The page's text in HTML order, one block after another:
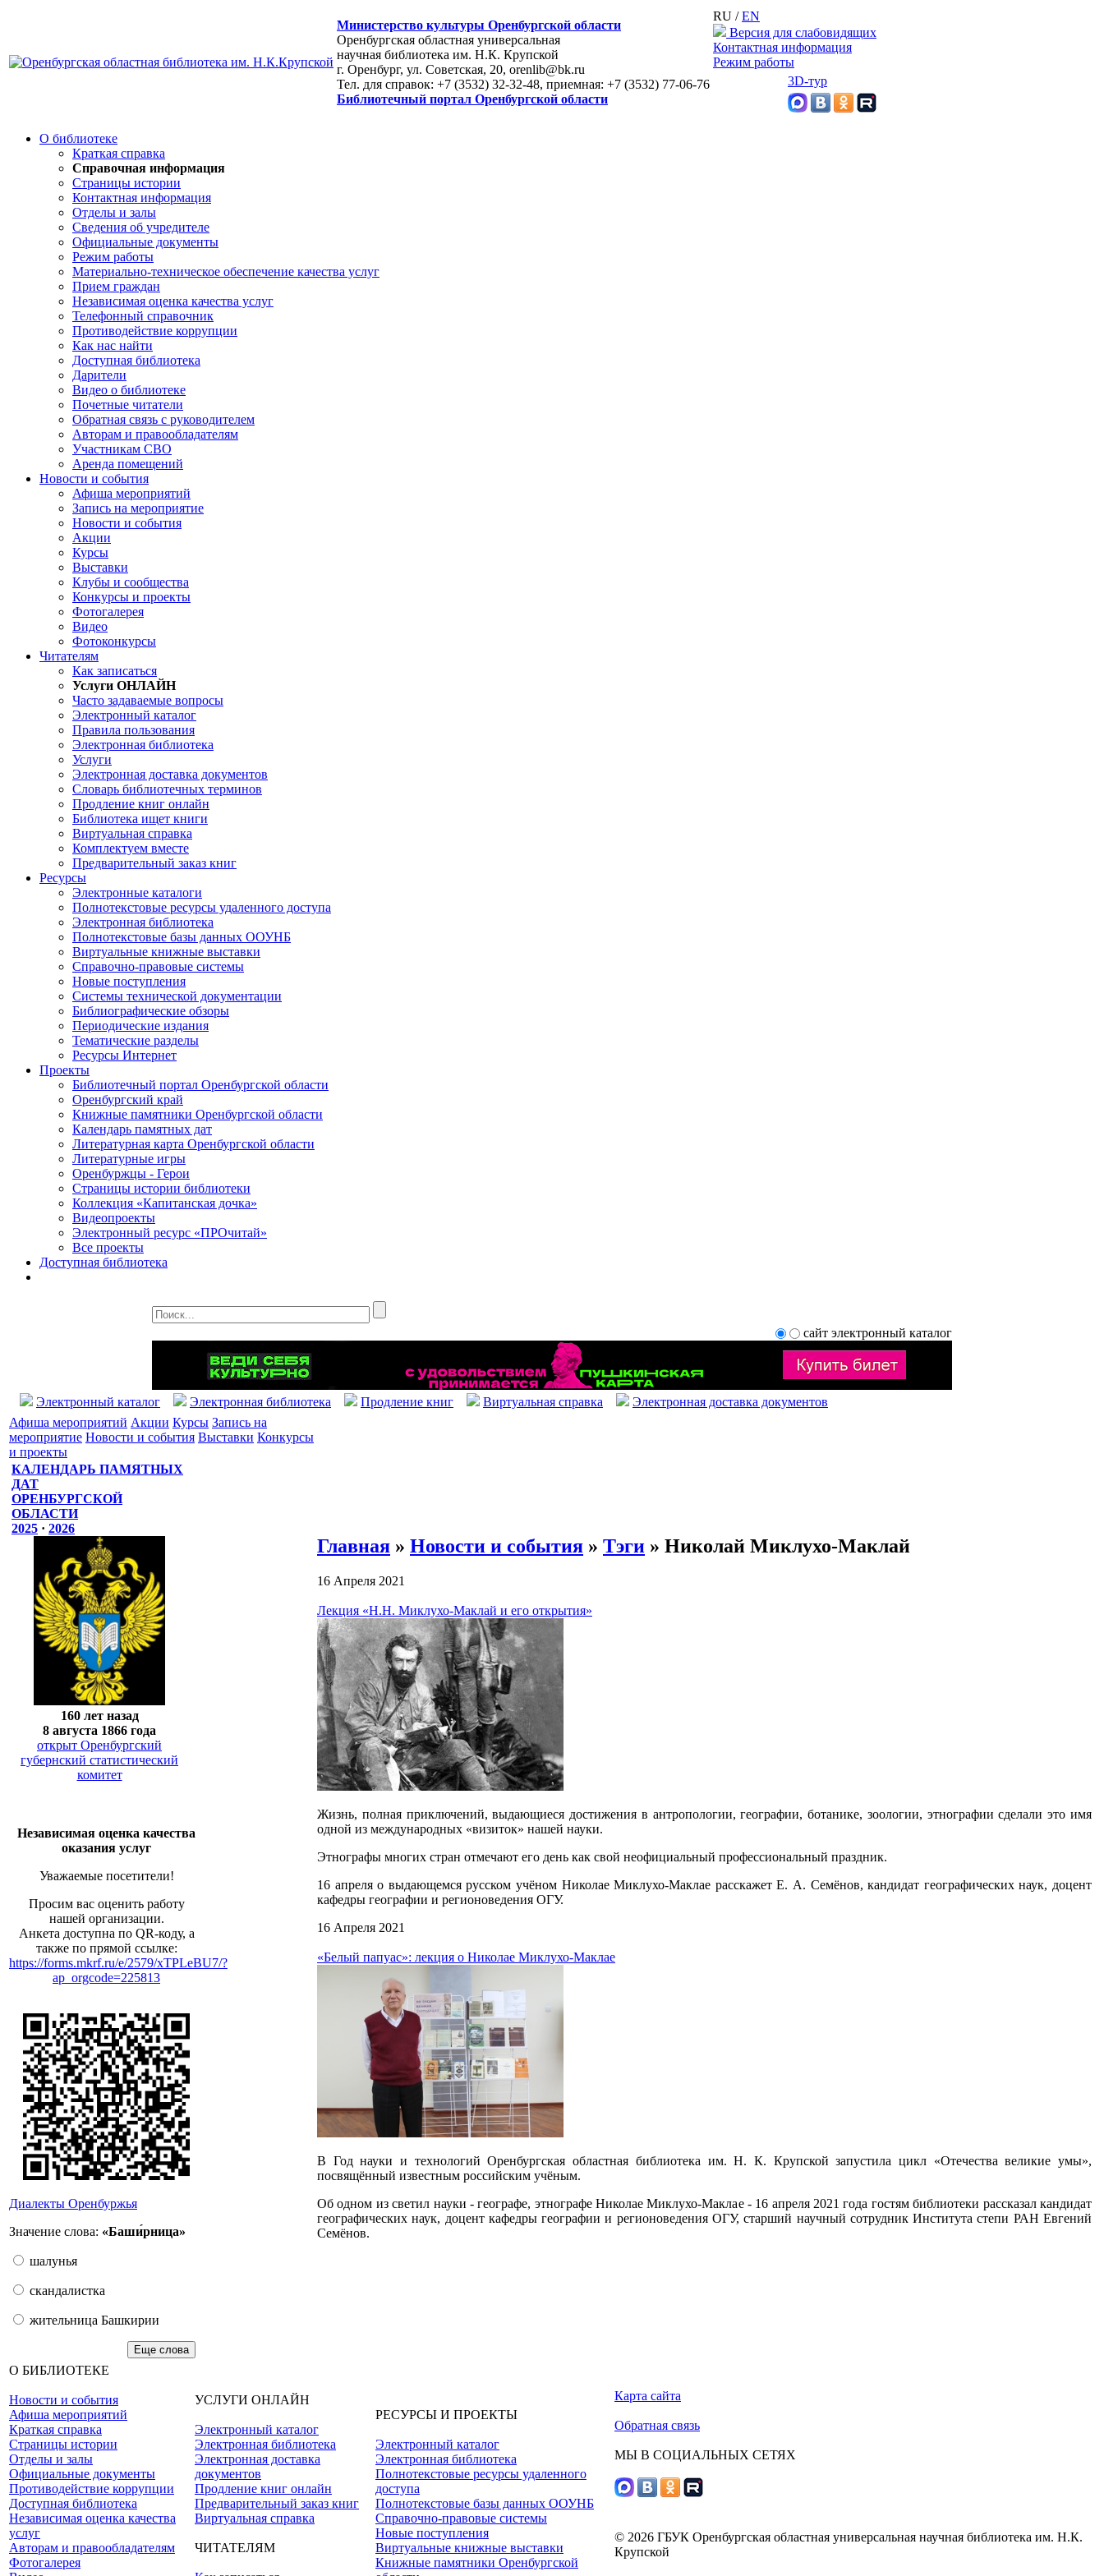
Министерство культуры Оренбургской области
Оренбургская областная универсальная
научная библиотека им. Н.К. Крупской
г. Оренбург, ул. Советская, 20, orenlib@bk.ru
Тел. для справок: +7 (3532) 32-32-48, приемная: +7 (3532) 77-06-76
Библиотечный портал Оренбургской области
RU /EN
Версия для слабовидящих
Контактная информация
Режим работы
3D-тур
О библиотеке
Краткая справка
Справочная информация
Страницы истории
Контактная информация
Отделы и залы
Сведения об учредителе
Официальные документы
Режим работы
Материально-техническое обеспечение качества услуг
Прием граждан
Независимая оценка качества услуг
Телефонный справочник
Противодействие коррупции
Как нас найти
Доступная библиотека
Дарители
Видео о библиотеке
Почетные читатели
Обратная связь с руководителем
Авторам и правообладателям
Участникам СВО
Аренда помещений
Новости и события
Афиша мероприятий
Запись на мероприятие
Новости и события
Акции
Курсы
Выставки
Клубы и сообщества
Конкурсы и проекты
Фотогалерея
Видео
Фотоконкурсы
Читателям
Как записаться
Услуги ОНЛАЙН
Часто задаваемые вопросы
Электронный каталог
Правила пользования
Электронная библиотека
Услуги
Электронная доставка документов
Словарь библиотечных терминов
Продление книг онлайн
Библиотека ищет книги
Виртуальная справка
Комплектуем вместе
Предварительный заказ книг
Ресурсы
Электронные каталоги
Полнотекстовые ресурсы удаленного доступа
Электронная библиотека
Полнотекстовые базы данных ООУНБ
Виртуальные книжные выставки
Справочно-правовые системы
Новые поступления
Cистемы технической документации
Библиографические обзоры
Периодические издания
Тематические разделы
Ресурсы Интернет
Проекты
Библиотечный портал Оренбургской области
Оренбургский край
Книжные памятники Оренбургской области
Календарь памятных дат
Литературная карта Оренбургской области
Литературные игры
Оренбуржцы - Герои
Страницы истории библиотеки
Коллекция «Капитанская дочка»
Видеопроекты
Электронный ресурс «ПРОчитай»
Все проекты
Доступная библиотека
сайт электронный каталог
Электронный каталог Электронная библиотека Продление книг Виртуальная справка
Электронная доставка документов
Афиша мероприятий Акции Курсы Запись на
мероприятие Новости и события Выставки Конкурсы
и проекты
КАЛЕНДАРЬ ПАМЯТНЫХ
ДАТ
ОРЕНБУРГСКОЙ
ОБЛАСТИ
2025 · 2026
160 лет назад
8 августа 1866 года
открыт Оренбургский
губернский статистический
комитет
Независимая оценка качества
оказания услуг
Уважаемые посетители!
Просим вас оценить работу
нашей организации.
Анкета доступна по QR-коду, а
также по прямой ссылке:
https://forms.mkrf.ru/e/2579/xTPLeBU7/?
ap_orgcode=225813
Диалекты Оренбуржья
Значение слова: «Баши́рница»
шалунья
скандалистка
жительница Башкирии
Еще слова
Главная » Новости и события » Тэги » Николай Миклухо-Маклай
16 Апреля 2021
Лекция «Н.Н. Миклухо-Маклай и его открытия»
Жизнь, полная приключений, выдающиеся достижения в антропологии, географии, ботанике, зоологии, этнографии сделали это имя
одной из международных «визиток» нашей науки.
Этнографы многих стран отмечают его день как свой неофициальный профессиональный праздник.
16 апреля о выдающемся русском учёном Николае Миклухо-Маклае расскажет Е. А. Семёнов, кандидат географических наук, доцент
кафедры географии и регионоведения ОГУ.
16 Апреля 2021
«Белый папуас»: лекция о Николае Миклухо-Маклае
В Год науки и технологий Оренбургская областная библиотека им. Н. К. Крупской запустила цикл «Отечества великие умы»,
посвящённый известным российским учёным.
Об одном из светил науки - географе, этнографе Николае Миклухо-Маклае - 16 апреля 2021 года гостям библиотеки рассказал кандидат
географических наук, доцент кафедры географии и регионоведения ОГУ, старший научный сотрудник Института степи РАН Евгений
Семёнов.
О БИБЛИОТЕКЕ
Новости и события
Афиша мероприятий
Краткая справка
Страницы истории
Отделы и залы
Официальные документы
Противодействие коррупции
Доступная библиотека
Независимая оценка качества
услуг
Авторам и правообладателям
Фотогалерея
УСЛУГИ ОНЛАЙН
Электронный каталог
Электронная библиотека
Электронная доставка
документов
Продление книг онлайн
Предварительный заказ книг
Виртуальная справка
ЧИТАТЕЛЯМ
РЕСУРСЫ И ПРОЕКТЫ
Электронный каталог
Электронная библиотека
Полнотекстовые ресурсы удаленного
доступа
Полнотекстовые базы данных ООУНБ
Справочно-правовые системы
Новые поступления
Виртуальные книжные выставки
Книжные памятники Оренбургской
Карта сайта
Обратная связь
МЫ В СОЦИАЛЬНЫХ СЕТЯХ
© 2026 ГБУК Оренбургская областная универсальная научная библиотека им. Н.К.
Крупской